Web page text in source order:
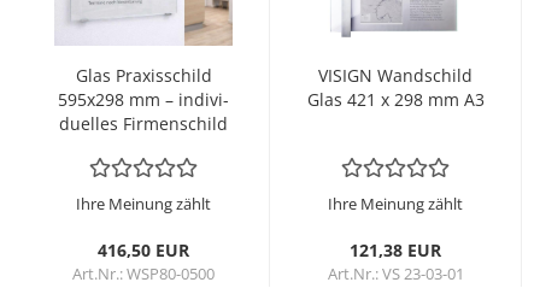
Glas Pra­xis­schild
595x298 mm – in­di­vi­
du­el­les Fir­men­schild
Ihre Meinung zählt
416,50 EUR
Art.Nr.: WSP80-0500
VI­SIGN Wand­schild
Glas 421 x 298 mm A3
Ihre Meinung zählt
121,38 EUR
Art.Nr.: VS 23-03-01